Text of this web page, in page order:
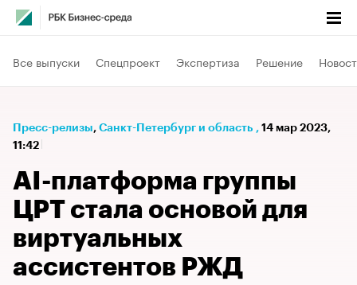
Все выпуски Спецпроект Экспертиза Решение
Пресс-релизы⁠, Санкт-Петербург и область , 14 мар 2023,
11:42
AI-платформа группы
ЦРТ стала основой для
виртуальных
ассистентов РЖД